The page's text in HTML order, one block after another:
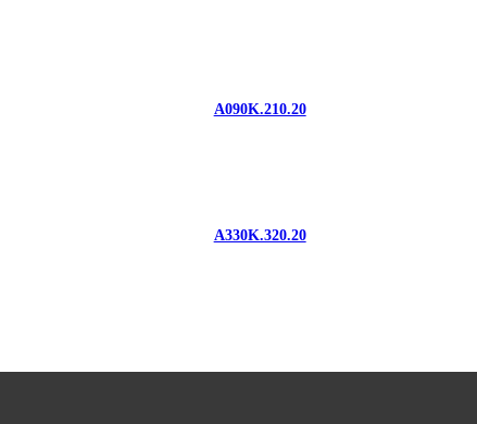
A090K.210.20
A330K.320.20